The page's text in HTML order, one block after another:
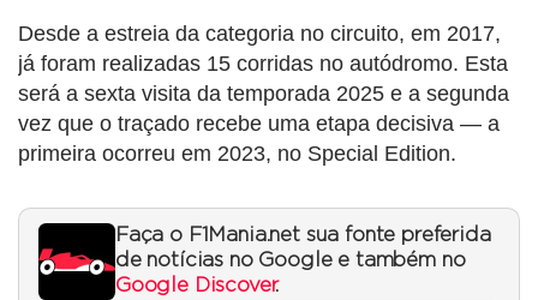
Desde a estreia da categoria no circuito, em 2017,
já foram realizadas 15 corridas no autódromo. Esta
será a sexta visita da temporada 2025 e a segunda
vez que o traçado recebe uma etapa decisiva — a
primeira ocorreu em 2023, no Special Edition.
Faça o F1Mania.net sua fonte preferida
de notícias no Google e também no
Google Discover.